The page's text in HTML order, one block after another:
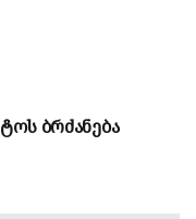
ბრძანება